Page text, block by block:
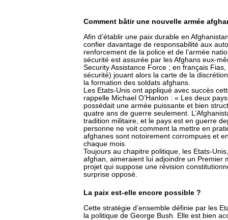
Comment bâtir une nouvelle armée
Afin d’établir une paix durable en
confier davantage de responsabilité aux
renforcement de la police et de l’armée
sécurité est assurée par les Afghans eux-
Security Assistance Force ; en français
sécurité) jouant alors la carte de la
la formation des soldats afghans.
Les Etats-Unis ont appliqué avec succès
rappelle Michael O’Hanlon : « Les deux
possédait une armée puissante et bien
quatre ans de guerre seulement.
tradition militaire, et le pays est en guerre
personne ne voit comment la mettre en
afghanes sont notoirement corrompues et
chaque mois.
Toujours au chapitre politique, les Etats-
afghan, aimeraient lui adjoindre un Premier
projet qui suppose une révision
surprise opposé.
La paix est-elle encore possible ?
Cette stratégie d’ensemble définie par les
la politique de George Bush. Elle est bien